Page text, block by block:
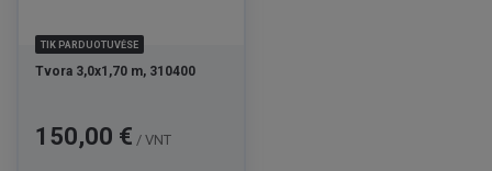
TIK PARDUOTUVĖSE
Tvora 3,0x1,70 m, 310400
Kaina
150,00 € / VNT